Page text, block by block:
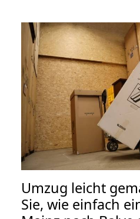
Umzug leicht
Sie, wie einfach